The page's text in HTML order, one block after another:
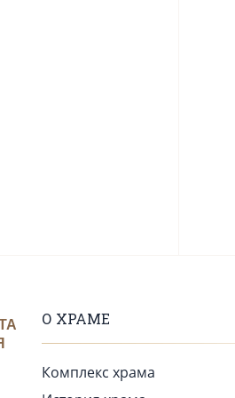
О ХРАМЕ
Комплекс храма